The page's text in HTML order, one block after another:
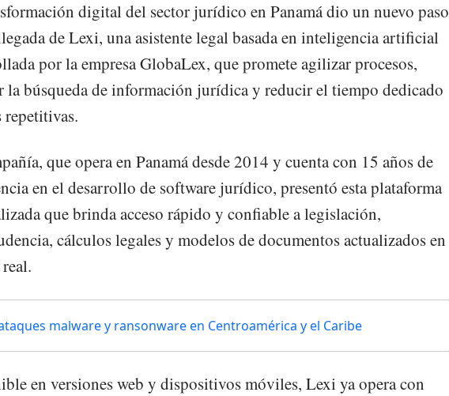
digital del sector jurídico en Panamá dio un nuevo paso
de Lexi, una asistente legal basada en inteligencia artificial
por la empresa GlobaLex, que promete agilizar procesos,
la búsqueda de información jurídica y reducir el tiempo dedicado
repetitivas.
que opera en Panamá desde 2014 y cuenta con 15 años de
en el desarrollo de software jurídico, presentó esta plataforma
que brinda acceso rápido y confiable a legislación,
cálculos legales y modelos de documentos actualizados en
malware y ransonware en Centroamérica y el Caribe
en versiones web y dispositivos móviles, Lexi ya opera con